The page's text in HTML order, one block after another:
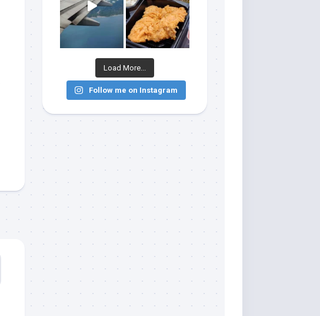
Load More...
Follow me on Instagram